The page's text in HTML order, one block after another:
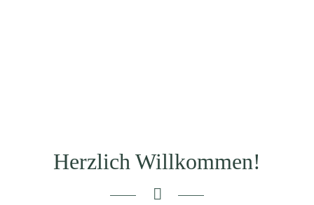
Herzlich Willkommen!